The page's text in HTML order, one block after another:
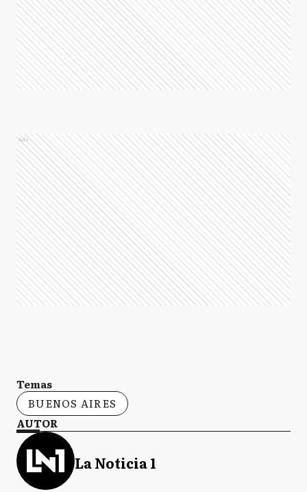
Ads
Temas
BUENOS AIRES
AUTOR
La Noticia 1